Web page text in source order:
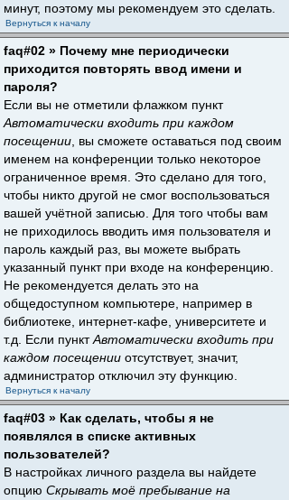
минут, поэтому мы рекомендуем это сделать.
Вернуться к началу
faq#02 » Почему мне периодически
приходится повторять ввод имени и
пароля?
Если вы не отметили флажком пункт
Автоматически входить при каждом
посещении , вы сможете оставаться под своим
именем на конференции только некоторое
ограниченное время. Это сделано для того,
чтобы никто другой не смог воспользоваться
вашей учётной записью. Для того чтобы вам
не приходилось вводить имя пользователя и
пароль каждый раз, вы можете выбрать
указанный пункт при входе на конференцию.
Не рекомендуется делать это на
общедоступном компьютере, например в
библиотеке, интернет-кафе, университете и
т.д. Если пунктАвтоматически входить при
каждом посещении отсутствует, значит,
администратор отключил эту функцию.
Вернуться к началу
faq#03 » Как сделать, чтобы я не
появлялся в списке активных
пользователей?
В настройках личного раздела вы найдете
опцию Скрывать моё пребывание на